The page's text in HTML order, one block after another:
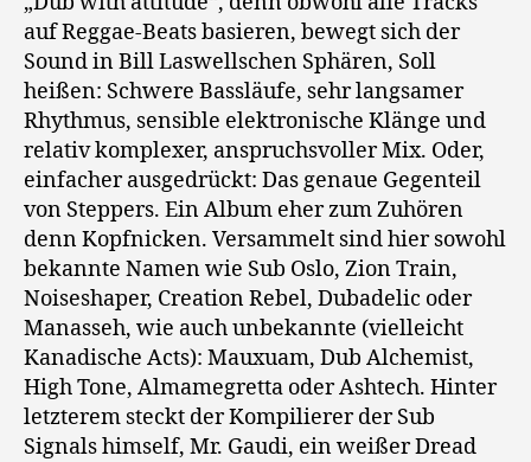
auf Reggae-Beats basieren, bewegt sich der
Sound in Bill Laswellschen Sphären, Soll
heißen: Schwere Bassläufe, sehr langsamer
Rhythmus, sensible elektronische Klänge und
relativ komplexer, anspruchsvoller Mix. Oder,
einfacher ausgedrückt: Das genaue Gegenteil
von Steppers. Ein Album eher zum Zuhören
denn Kopfnicken. Versammelt sind hier sowohl
bekannte Namen wie Sub Oslo, Zion Train,
Noiseshaper, Creation Rebel, Dubadelic oder
Manasseh, wie auch unbekannte (vielleicht
Kanadische Acts): Mauxuam, Dub Alchemist,
High Tone, Almamegretta oder Ashtech. Hinter
letzterem steckt der Kompilierer der Sub
Signals himself, Mr. Gaudi, ein weißer Dread